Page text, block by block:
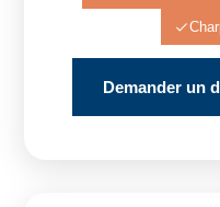
Demander un